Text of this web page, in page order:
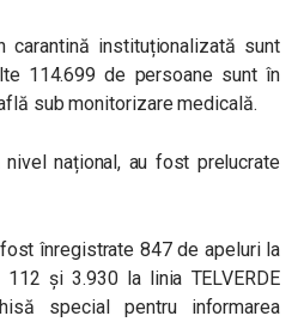
carantină instituționalizată sunt
114.699 de persoane sunt în
sub monitorizare medicală.
național, au fost prelucrate
înregistrate 847 de apeluri la
și 3.930 la linia TELVERDE
special pentru informarea